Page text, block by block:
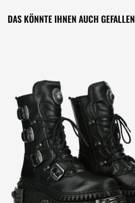
DAS KÖNNTE IHNEN AUCH GEFALLEN